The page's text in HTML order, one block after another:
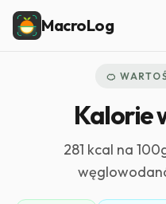
MacroLog
🍊
Kalorie
281 kcal na